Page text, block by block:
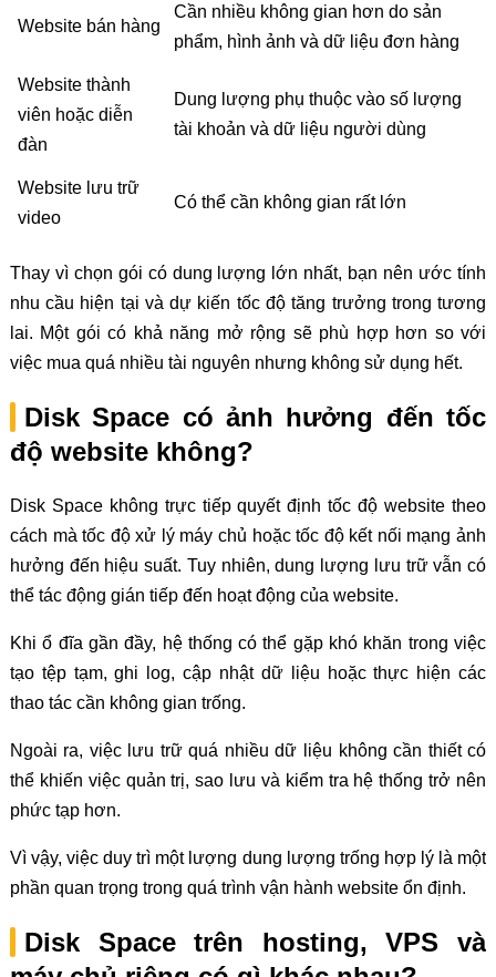
Website bán hàng
Cần nhiều không gian hơn do sản
phẩm, hình ảnh và dữ liệu đơn hàng
Website thành
viên hoặc diễn
đàn
Dung lượng phụ thuộc vào số lượng
tài khoản và dữ liệu người dùng
Website lưu trữ
video
Có thể cần không gian rất lớn
Thay vì chọn gói có dung lượng lớn nhất, bạn nên ước tính
nhu cầu hiện tại và dự kiến tốc độ tăng trưởng trong tương
lai. Một gói có khả năng mở rộng sẽ phù hợp hơn so với
việc mua quá nhiều tài nguyên nhưng không sử dụng hết.
Disk Space có ảnh hưởng đến tốc
độ website không?
Disk Space không trực tiếp quyết định tốc độ website theo
cách mà tốc độ xử lý máy chủ hoặc tốc độ kết nối mạng ảnh
hưởng đến hiệu suất. Tuy nhiên, dung lượng lưu trữ vẫn có
thể tác động gián tiếp đến hoạt động của website.
Khi ổ đĩa gần đầy, hệ thống có thể gặp khó khăn trong việc
tạo tệp tạm, ghi log, cập nhật dữ liệu hoặc thực hiện các
thao tác cần không gian trống.
Ngoài ra, việc lưu trữ quá nhiều dữ liệu không cần thiết có
thể khiến việc quản trị, sao lưu và kiểm tra hệ thống trở nên
phức tạp hơn.
Vì vậy, việc duy trì một lượng dung lượng trống hợp lý là một
phần quan trọng trong quá trình vận hành website ổn định.
Disk Space trên hosting, VPS và